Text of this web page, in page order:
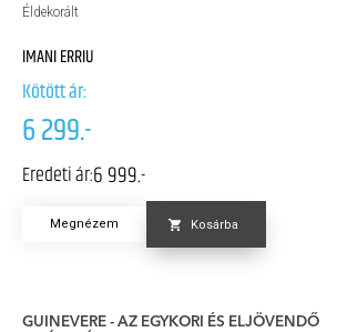
Éldekorált
IMANI ERRIU
Kötött ár:
6 299.-
Eredeti ár:6 999.-
Megnézem Kosárba
GUINEVERE - AZ EGYKORI ÉS ELJÖVENDŐ